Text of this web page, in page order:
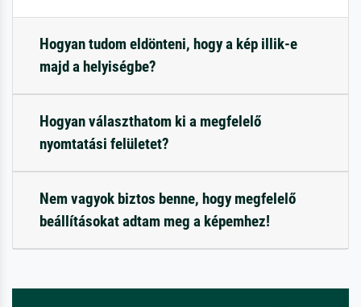
Hogyan tudom eldönteni, hogy a kép illik-e
majd a helyiségbe?
Hogyan választhatom ki a megfelelő
nyomtatási felületet?
Nem vagyok biztos benne, hogy megfelelő
beállításokat adtam meg a képemhez!